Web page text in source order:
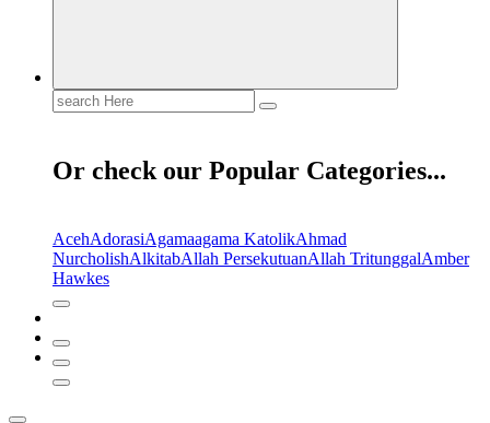
Search
for:
Or check our Popular Categories...
AcehAdorasiAgamaagama KatolikAhmad
NurcholishAlkitabAllah PersekutuanAllah TritunggalAmber
Hawkes